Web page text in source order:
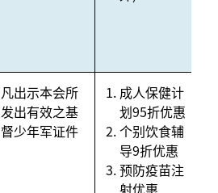
凡出示本会所
发出有效之基
督少年军证件
成人保健计
划95折优惠
个别饮食辅
导9折优惠
预防疫苗注